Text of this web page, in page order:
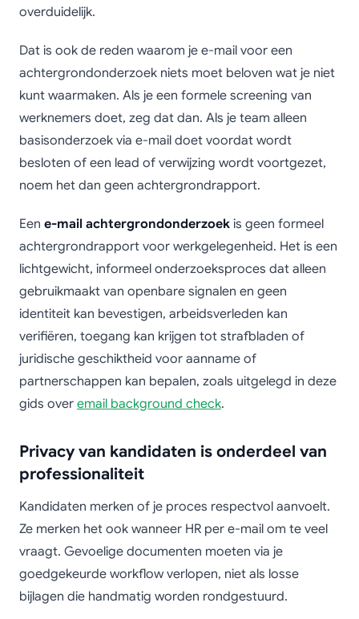
overduidelijk.
Dat is ook de reden waarom je e-mail voor een
achtergrondonderzoek niets moet beloven wat je niet
kunt waarmaken. Als je een formele screening van
werknemers doet, zeg dat dan. Als je team alleen
basisonderzoek via e-mail doet voordat wordt
besloten of een lead of verwijzing wordt voortgezet,
noem het dan geen achtergrondrapport.
Een e-mail achtergrondonderzoek is geen formeel
achtergrondrapport voor werkgelegenheid. Het is een
lichtgewicht, informeel onderzoeksproces dat alleen
gebruikmaakt van openbare signalen en geen
identiteit kan bevestigen, arbeidsverleden kan
verifiëren, toegang kan krijgen tot strafbladen of
juridische geschiktheid voor aanname of
partnerschappen kan bepalen, zoals uitgelegd in deze
gids over email background check.
Privacy van kandidaten is onderdeel van
professionaliteit
Kandidaten merken of je proces respectvol aanvoelt.
Ze merken het ook wanneer HR per e-mail om te veel
vraagt. Gevoelige documenten moeten via je
goedgekeurde workflow verlopen, niet als losse
bijlagen die handmatig worden rondgestuurd.